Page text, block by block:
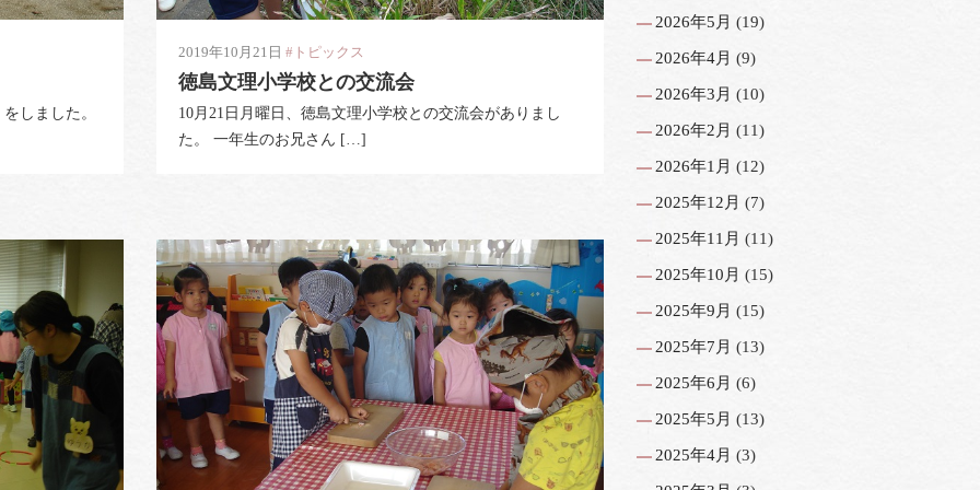
しました。
2019年10月21日 #トピックス
徳島文理小学校との交流会
10月21日月曜日、徳島文理小学校との交流会がありまし
た。 一年生のお兄さん […]
2026年5月 (19)
2026年4月 (9)
2026年3月 (10)
2026年2月 (11)
2026年1月 (12)
2025年12月 (7)
2025年11月 (11)
2025年10月 (15)
2025年9月 (15)
2025年7月 (13)
2025年6月 (6)
2025年5月 (13)
2025年4月 (3)